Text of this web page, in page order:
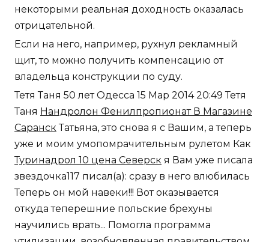
некоторыми реальная доходность оказалась
отрицательной.
Если на него, например, рухнул рекламный
щит, то можно получить компенсацию от
владельца конструкции по суду.
Тетя Таня 50 лет Одесса 15 Мар 2014 20:49 Тетя
Таня Нандролон Фенилпропионат В Магазине
Саранск Татьяна, это снова я с Вашим, а теперь
уже и моим умопомрачительным рулетом Как
Туринадрол 10 цена Северск я Вам уже писала
звездочка117 писал(а): сразу в него влюбилась
Теперь он мой навеки!!! Вот оказывается
откуда теперешние польские брехуны
научились врать... Помогла программа